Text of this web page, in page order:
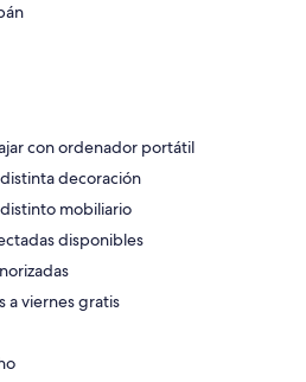
con ordenador portátil
decoración
mobiliario
disponibles
a viernes gratis